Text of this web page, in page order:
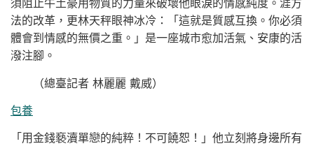
須阻止牛土豪用物質的力量來破壞他眼淚的情感純度。涯方
法的改革，更林天秤眼神冰冷：「這就是質感互換。你必須
體會到情感的無價之重。」是一座城市愈加活氣、安康的活
潑注腳。
（總臺記者 林麗麗 戴威）
包養
「用金錢褻瀆單戀的純粹！不可饒恕！」他立刻將身邊所有